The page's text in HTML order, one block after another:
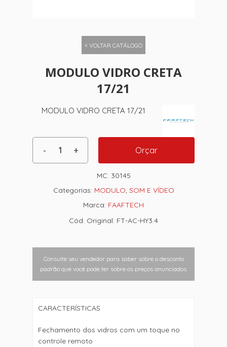
< VOLTAR CATÁLOGO
MODULO VIDRO CRETA
17/21
MODULO VIDRO CRETA 17/21
Orçar
MC: 30145
Categorias: MODULO, SOM E VÍDEO
Marca: FAAFTECH
Cód. Original: FT-AC-HY3.4
Consulte seu vendedor para saber sobre o desconto
padrão que você pode ter sobre os preços anunciados.
CARACTERÍSTICAS
Fechamento dos vidros com um toque no
controle remoto